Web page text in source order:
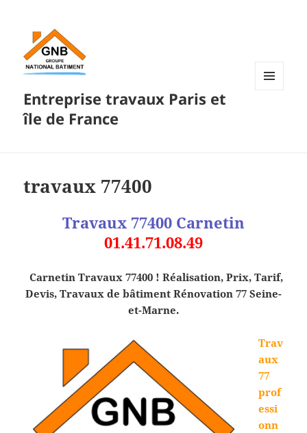
Entreprise travaux Paris et
île de France
travaux 77400
Travaux 77400 Carnetin
01.41.71.08.49
Carnetin Travaux 77400 ! Réalisation, Prix, Tarif,
Devis, Travaux de bâtiment Rénovation 77 Seine-
et-Marne.
Trav
aux
77
prof
essi
onn